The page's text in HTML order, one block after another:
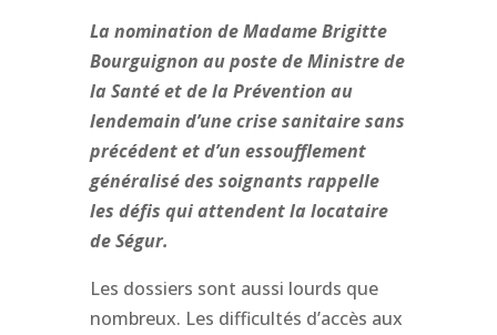
La nomination de Madame Brigitte
Bourguignon au poste de Ministre de
la Santé et de la Prévention au
lendemain d’une crise sanitaire sans
précédent et d’un essoufflement
généralisé des soignants rappelle
les défis qui attendent la locataire
de Ségur.
Les dossiers sont aussi lourds que
nombreux. Les difficultés d’accès aux